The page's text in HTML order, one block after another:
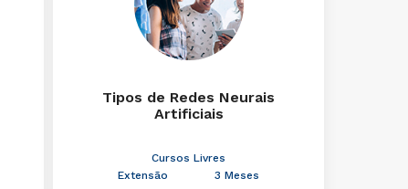
Tipos de Redes Neurais
Artificiais
Cursos Livres
Extensão
3 Meses